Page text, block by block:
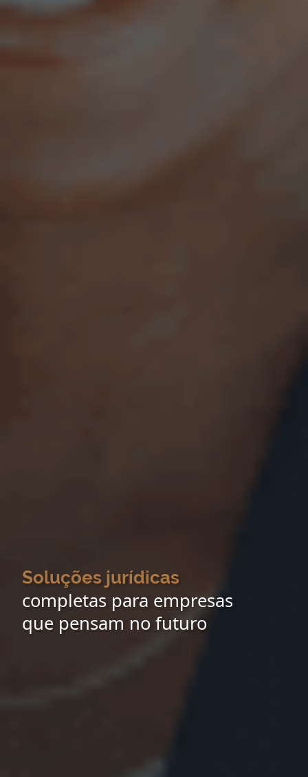
Soluções jurídicas
completas para empresas
que pensam no futuro